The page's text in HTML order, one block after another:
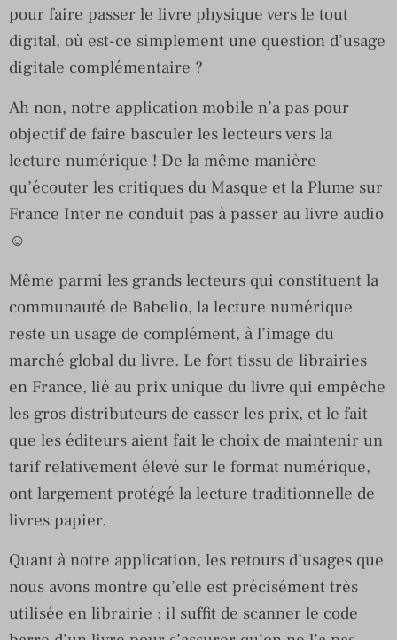
pour faire passer le livre physique vers le tout
digital, où est-ce simplement une question d’usage
digitale complémentaire ?
Ah non, notre application mobile n’a pas pour
objectif de faire basculer les lecteurs vers la
lecture numérique ! De la même manière
qu’écouter les critiques du Masque et la Plume sur
France Inter ne conduit pas à passer au livre audio
☺
Même parmi les grands lecteurs qui constituent la
communauté de Babelio, la lecture numérique
reste un usage de complément, à l’image du
marché global du livre. Le fort tissu de librairies
en France, lié au prix unique du livre qui empêche
les gros distributeurs de casser les prix, et le fait
que les éditeurs aient fait le choix de maintenir un
tarif relativement élevé sur le format numérique,
ont largement protégé la lecture traditionnelle de
livres papier.
Quant à notre application, les retours d’usages que
nous avons montre qu’elle est précisément très
utilisée en librairie : il suffit de scanner le code